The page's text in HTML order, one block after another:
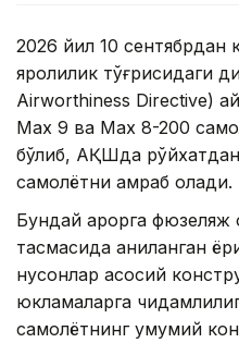
2026 йил 10 сентябрдан
яроқлилик тўғрисидаги
Airworthiness Directive)
Max 9 ва Max 8-200
бўлиб, АҚШда
самолётни қамраб олади.
Бундай қарорга
тасмасида аниқланган
нуқсонлар асосий
юкламаларга
самолётнинг умумий